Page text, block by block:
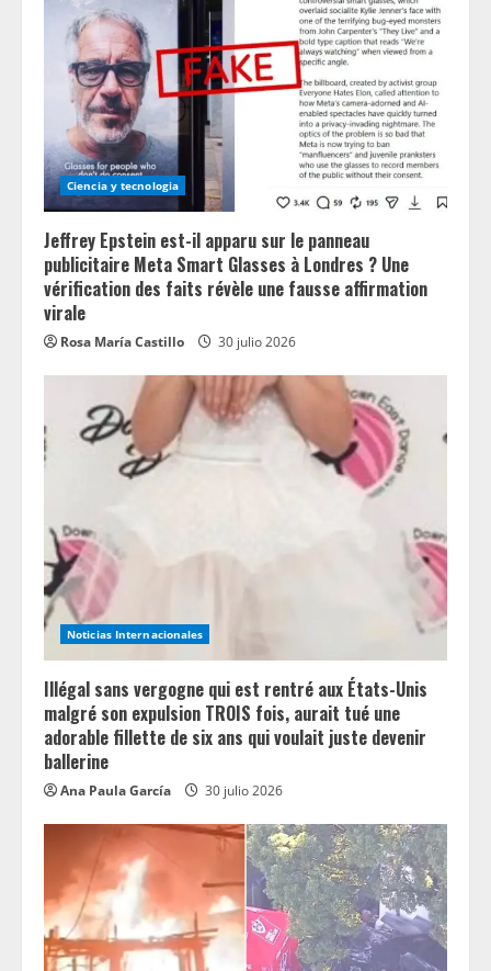
Ciencia y tecnologia
Jeffrey Epstein est-il apparu sur le panneau
publicitaire Meta Smart Glasses à Londres ? Une
vérification des faits révèle une fausse affirmation
virale
Rosa María Castillo 30 julio 2026
Noticias Internacionales
Illégal sans vergogne qui est rentré aux États-Unis
malgré son expulsion TROIS fois, aurait tué une
adorable fillette de six ans qui voulait juste devenir
ballerine
Ana Paula García 30 julio 2026